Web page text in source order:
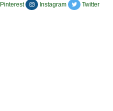
Pinterest Instagram Twitter